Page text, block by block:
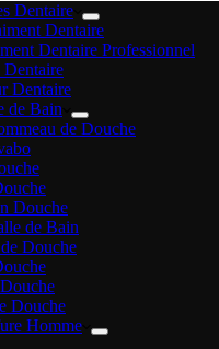
Dentaire
Dentaire
Dentaire Professionnel
Dentaire
Dentaire
de Bain
de Douche
Douche
de Bain
Douche
Douche
Homme